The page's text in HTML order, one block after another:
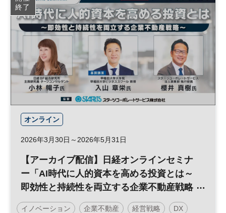
展示会 DX HR 参加無料
終了
オンライン
2026年3月30日～2026年5月31日
【アーカイブ配信】日経オンラインセミナ
ー「AI時代に人的資本を高める投資とは～
即効性と持続性を両立する企業不動産戦略
～」
イノベーション 企業不動産 経営戦略 DX